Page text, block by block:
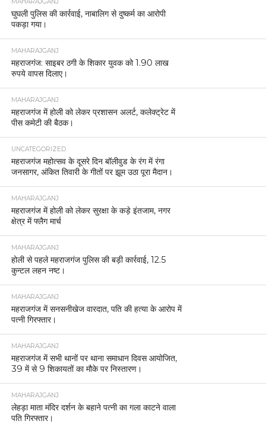
घुघली पुलिस की कार्रवाई, नाबालिग से दुष्कर्म का आरोपी
पकड़ा गया।
MAHARAJGANJ
महराजगंज: साइबर ठगी के शिकार युवक को 1.90 लाख
रुपये वापस दिलाए।
MAHARAJGANJ
महराजगंज में होली को लेकर प्रशासन अलर्ट, कलेक्ट्रेट में
पीस कमेटी की बैठक।
UNCATEGORIZED
महराजगंज महोत्सव के दूसरे दिन बॉलीवुड के रंग में रंगा
जनसागर, अंकित तिवारी के गीतों पर झूम उठा पूरा मैदान।
MAHARAJGANJ
महराजगंज में होली को लेकर सुरक्षा के कड़े इंतजाम, नगर
क्षेत्र में फ्लैग मार्च
MAHARAJGANJ
होली से पहले महराजगंज पुलिस की बड़ी कार्रवाई, 12.5
कुन्टल लहन नष्ट।
MAHARAJGANJ
महराजगंज में सनसनीखेज वारदात, पति की हत्या के आरोप में
पत्नी गिरफ्तार।
MAHARAJGANJ
महराजगंज में सभी थानों पर थाना समाधान दिवस आयोजित,
39 में से 9 शिकायतों का मौके पर निस्तारण।
MAHARAJGANJ
लेहड़ा माता मंदिर दर्शन के बहाने पत्नी का गला काटने वाला
पति गिरफ्तार।